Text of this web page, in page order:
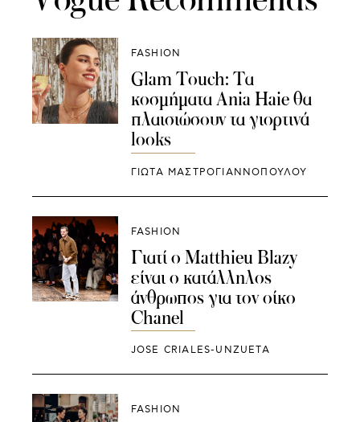
FASHION
Glam Touch: Τα
κοσμήματα Ania Haie θα
πλαισιώσουν τα γιορτινά
looks
ΓΙΩΤΑ ΜΑΣΤΡΟΓΙΑΝΝΟΠΟΥΛΟΥ
FASHION
Γιατί ο Matthieu Blazy
είναι ο κατάλληλος
άνθρωπος για τον οίκο
Chanel
JOSE CRIALES-UNZUETA
FASHION